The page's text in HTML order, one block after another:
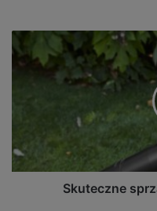
Skuteczne
sprzątanie
ogrodu
Skuteczne